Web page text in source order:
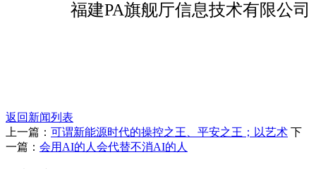
福建PA旗舰厅信息技术有限公司
返回新闻列表
上一篇： 可谓新能源时代的操控之王、平安之王；以艺术 下
一篇： 会用AI的人会代替不消AI的人